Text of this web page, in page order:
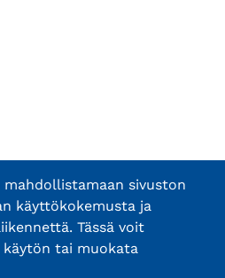
mahdollistamaan sivuston
käyttökokemusta ja
Tässä voit
käytön tai muokata